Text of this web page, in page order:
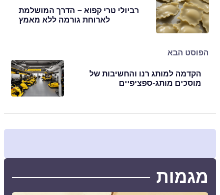
רביולי טרי קפוא – הדרך המושלמת
לארוחת גורמה ללא מאמץ
הפוסט הבא
הקדמה למותג רנו והחשיבות של
מוסכים מותג-ספציפיים
מגמות